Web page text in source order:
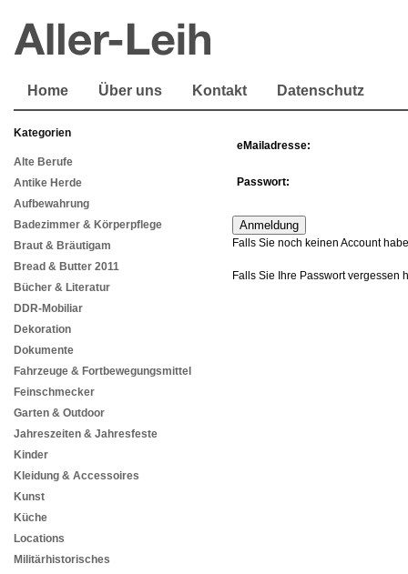
Home Über uns Kontakt Datenschutz
Kategorien
Alte Berufe
Antike Herde
Aufbewahrung
Badezimmer & Körperpflege
Braut & Bräutigam
Bread & Butter 2011
Bücher & Literatur
DDR-Mobiliar
Dekoration
Dokumente
Fahrzeuge & Fortbewegungsmittel
Feinschmecker
Garten & Outdoor
Jahreszeiten & Jahresfeste
Kinder
Kleidung & Accessoires
Kunst
Küche
Locations
Militärhistorisches
eMailadresse:
Passwort:
Falls Sie noch keinen Account
Falls Sie Ihre Passwort vergessen